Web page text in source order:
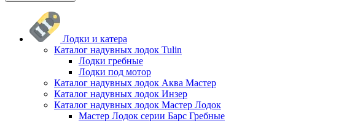
Лодки и катера
Каталог надувных лодок Tulin
Лодки гребные
Лодки под мотор
Каталог надувных лодок Аква Мастер
Каталог надувных лодок Инзер
Каталог надувных лодок Мастер Лодок
Мастер Лодок серии Барс Гребные